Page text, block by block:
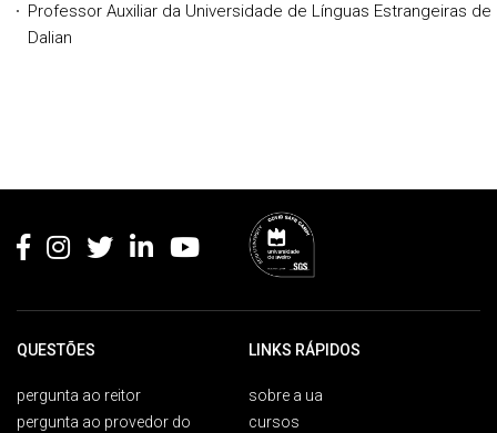
Professor Auxiliar da Universidade de Línguas Estrangeiras de
Dalian
QUESTÕES
pergunta ao reitor
pergunta ao provedor do
LINKS RÁPIDOS
sobre a ua
cursos